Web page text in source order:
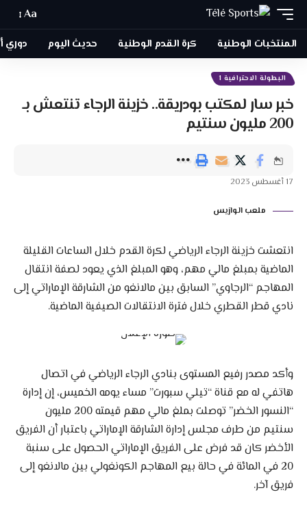
Aa
المنتخبات الوطنية كرة القدم الوطنية حديث اليوم دوري
البطولة الاحترافية 1
خبر سار لمكتب بودريقة.. خزينة الرجاء تنتعش بـ
200 مليون سنتيم
ملعب الوازيس
انتعشت خزينة الرجاء الرياضي لكرة القدم خلال الساعات القليلة
الماضية بمبلغ مالي مهم، وهو المبلغ الذي يعود لصفة انتقال
المهاجم “الرجاوي” السابق بين مالانغو من الشارقة الإماراتي إلى
نادي قطر القطري خلال فترة الانتقالات الصيفية الماضية.
وأكد مصدر رفيع المستوى بنادي الرجاء الرياضي في اتصال
هاتفي له مع قناة “تيلي سبورت” مساء يومه الخميس، إن إدارة
“النسور الخضر” توصلت بملغ مالي مهم قيمته 200 مليون
سنتيم من طرف مجلس إدارة الشارقة الإماراتي باعتبار أن الفريق
الأخضر كان قد فرض على الفريق الإماراتي الحصول على سنبة
20 في المائة في حالة بيع المهاجم الكونغولي بين مالانغو إلى
فريق آخر.